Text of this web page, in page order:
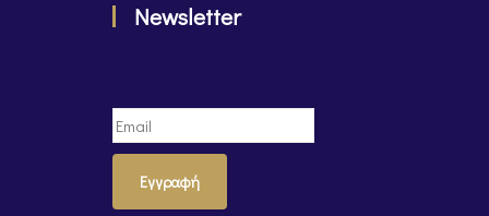
Newsletter
Εγγραφή